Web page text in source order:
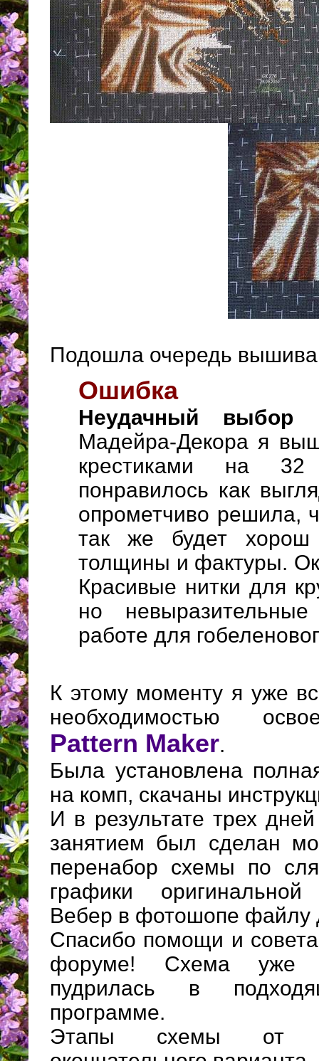
Подошла очередь
Ошибка
Неудачный выбор
Мадейра-Декора я
крестиками на
понравилось как
опрометчиво решила,
так же будет хорош
толщины и фактуры.
Красивые нитки для
но
работе для
К этому моменту я уже
необходимостью
Pattern Maker.
Была установлена
на комп, скачаны
И в результате трех
занятием был сделан
перенабор схемы по
графики
Вебер в фотошопе файлу
Спасибо помощи и
форуме! Схема уже
пудрилась в
программе.
Этапы схемы от